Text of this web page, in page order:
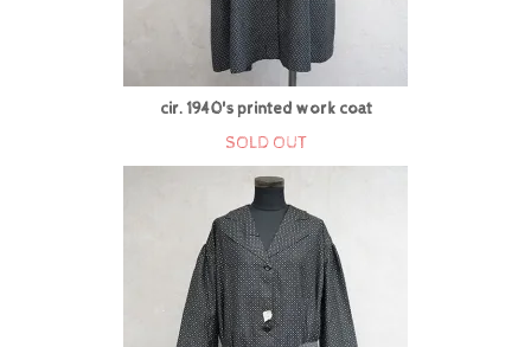
cir. 1940's printed work coat
SOLD OUT